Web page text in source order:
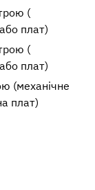
(
плат)
(
плат)
(механічне
плат)